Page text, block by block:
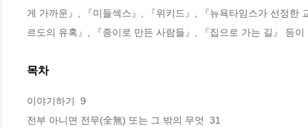
게 가까운』, 『미들섹스』, 『위키드』, 『뉴욕타임스가 선정한
르도의 유혹』, 『종이로 만든 사람들』, 『집으로 가는 길』 등이
목차
이야기하기  9
전부 아니면 전무(全無) 또는 그 밖의 무엇  31